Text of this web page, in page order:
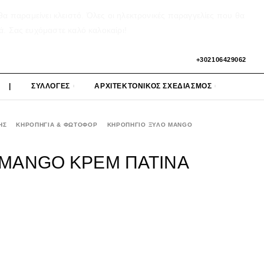
+302106429062
ΣΥΛΛΟΓΕΣ ΑΡΧΙΤΕΚΤΟΝΙΚΟΣ ΣΧΕΔΙΑΣΜΟΣ
ΚΗΡΟΠΗΓΙΑ & ΦΩΤΟΦΟΡ
ΚΗΡΟΠΗΓΙΟ ΞΥΛΟ MANGO
ΚΡΕΜ ΠΑΤΙΝΑ